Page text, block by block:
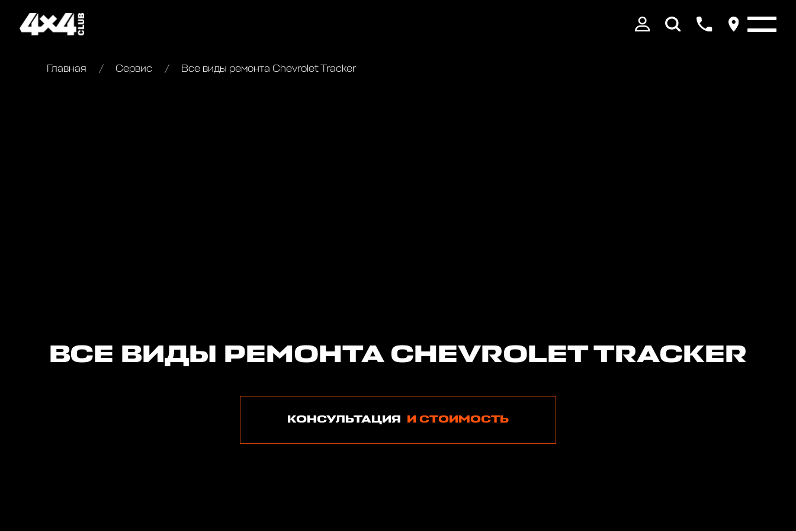
Главная Сервис Все виды ремонта Chevrolet Tracker
ВСЕ ВИДЫ РЕМОНТА CHEVROLET TRACKER
КОНСУЛЬТАЦИЯ И СТОИМОСТЬ